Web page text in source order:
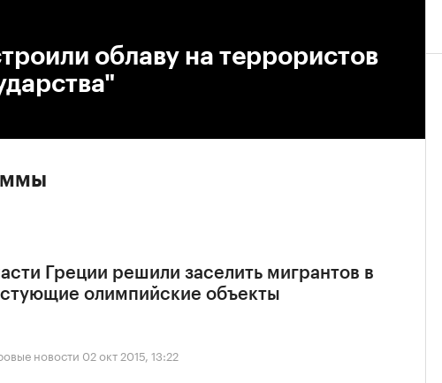
облаву на террористов
Греции решили заселить мигрантов в
олимпийские объекты
новости 02 окт 2015, 13:22